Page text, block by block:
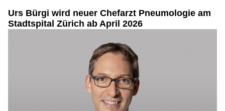
Urs Bürgi wird neuer Chefarzt Pneumologie am
Stadtspital Zürich ab April 2026